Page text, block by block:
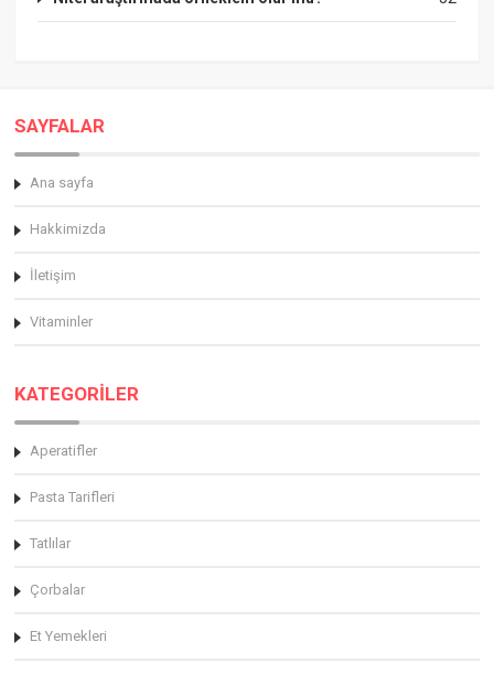
SAYFALAR
Ana sayfa
Hakkimizda
İletişim
Vitaminler
KATEGORİLER
Aperatifler
Pasta Tarifleri
Tatlılar
Çorbalar
Et Yemekleri